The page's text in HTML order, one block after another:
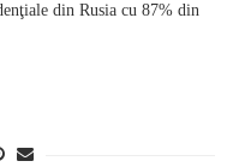
din Rusia cu 87% din